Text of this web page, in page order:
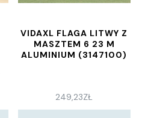
VIDAXL FLAGA LITWY Z
MASZTEM 6 23 M
ALUMINIUM (3147100)
249,23ZŁ